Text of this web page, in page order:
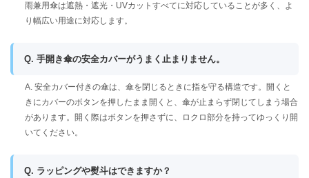
雨兼用傘は遮熱・遮光・UVカットすべてに対応していることが多く、よ
り幅広い用途に対応します。
Q. 手開き傘の安全カバーがうまく止まりません。
A. 安全カバー付きの傘は、傘を閉じるときに指を守る構造です。開くと
きにカバーのボタンを押したまま開くと、傘が止まらず閉じてしまう場合
があります。開く際はボタンを押さずに、ロクロ部分を持ってゆっくり開
いてください。
Q. ラッピングや熨斗はできますか？